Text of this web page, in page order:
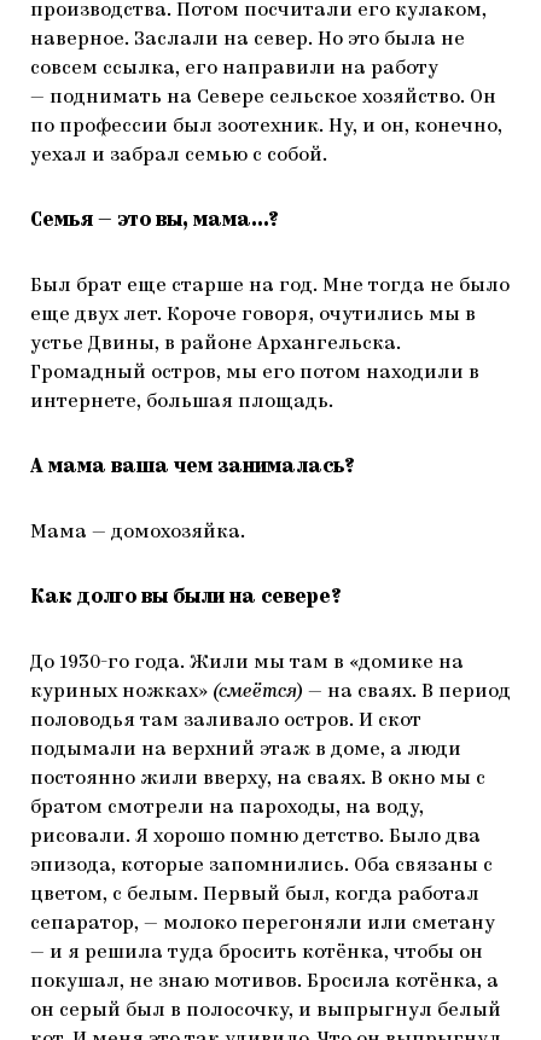
производства. Потом посчитали его кулаком,
наверное. Заслали на север. Но это была не
совсем ссылка, его направили на работу
— поднимать на Севере сельское хозяйство. Он
по профессии был зоотехник. Ну, и он, конечно,
уехал и забрал семью с собой.
Семья — это вы, мама…?
Был брат еще старше на год. Мне тогда не было
еще двух лет. Короче говоря, очутились мы в
устье Двины, в районе Архангельска.
Громадный остров, мы его потом находили в
интернете, большая площадь.
А мама ваша чем занималась?
Мама — домохозяйка.
Как долго вы были на севере?
До 1930-го года. Жили мы там в «домике на
куриных ножках» (смеётся) — на сваях. В период
половодья там заливало остров. И скот
подымали на верхний этаж в доме, а люди
постоянно жили вверху, на сваях. В окно мы с
братом смотрели на пароходы, на воду,
рисовали. Я хорошо помню детство. Было два
эпизода, которые запомнились. Оба связаны с
цветом, с белым. Первый был, когда работал
сепаратор, — молоко перегоняли или сметану
— и я решила туда бросить котёнка, чтобы он
покушал, не знаю мотивов. Бросила котёнка, а
он серый был в полосочку, и выпрыгнул белый